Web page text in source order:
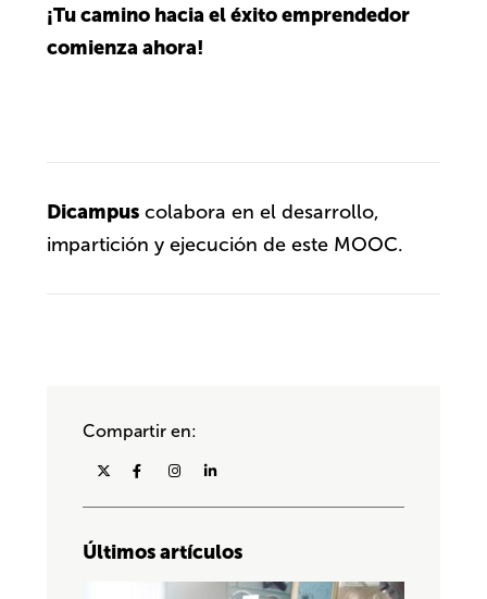
¡Tu camino hacia el éxito emprendedor
comienza ahora!
Dicampuscolabora en el desarrollo,
impartición y ejecución de este MOOC.
Compartir en:
Últimos artículos